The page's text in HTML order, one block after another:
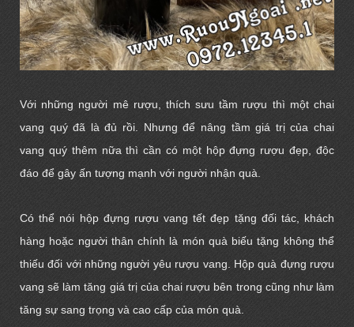
Với những người mê rượu, thích sưu tầm rượu thì một chai
vang quý đã là đủ rồi. Nhưng để nâng tầm giá trị của chai
vang quý thêm nữa thì cần có một hộp đựng rượu đẹp, độc
đáo để gây ấn tượng mạnh với người nhận quà.
Có thể nói hộp đựng rượu vang tết đẹp tặng đối tác, khách
hàng hoặc người thân chính là món quà biếu tặng không thể
thiếu đối với những người yêu rượu vang. Hộp quà đựng rượu
vang sẽ làm tăng giá trị của chai rượu bên trong cũng như làm
tăng sự sang trọng và cao cấp của món quà.